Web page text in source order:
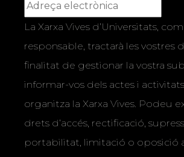
La Xarxa Vives d’Universitats,
responsable, tractarà les vostres
finalitat de gestionar la vostra
informar-vos dels actes i
organitza la Xarxa Vives. Podeu
drets d’accés, rectificació,
portabilitat, limitació o oposició